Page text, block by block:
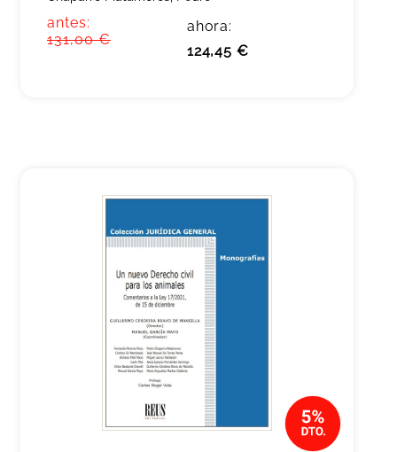
antes:
131,00 €
ahora:
124,45 €